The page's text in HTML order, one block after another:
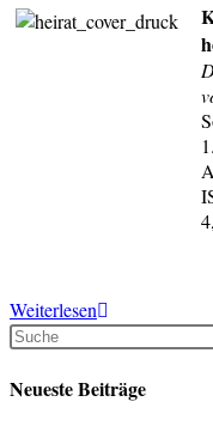
WeiterlesenNeuerscheinung:
Wie
man
islamisch
heiratet
Neueste Beiträge